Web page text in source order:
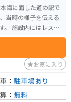
海に面した道の駅で
ト
特に、ニシンの親子
産物の加工品や、お
も広々としているの
お気に入り
： 駐車場あり
： 無料